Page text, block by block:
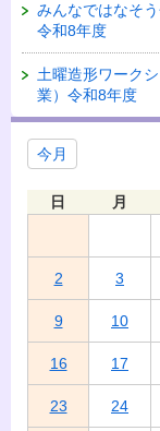
みんなではなそ
令和8年度
土曜造形ワーク
業）令和8年度
今月
日 月
2 3
9 10
16 17
23 24